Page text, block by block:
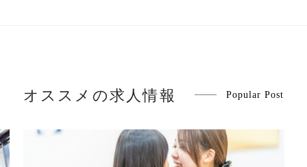
オススメの求人情報 Popular Post